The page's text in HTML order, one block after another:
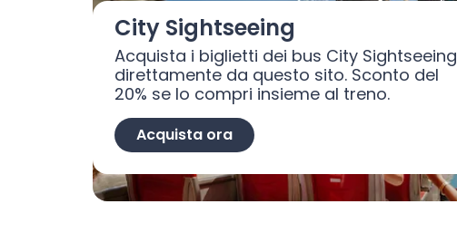
City Sightseeing
Acquista i biglietti dei bus City Sightseeing
direttamente da questo sito. Sconto del
20% se lo compri insieme al treno.
Acquista ora